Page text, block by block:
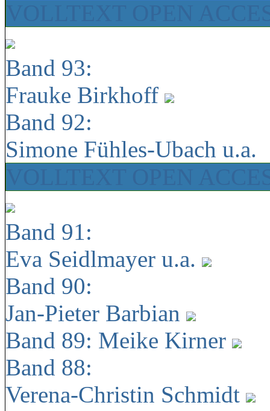
Band 93:
Frauke Birkhoff
Band 92:
Simone Fühles-Ubach u.a.
Band 91:
Eva Seidlmayer u.a.
Band 90:
Jan-Pieter Barbian
Band 89: Meike Kirner
Band 88:
Verena-Christin Schmidt